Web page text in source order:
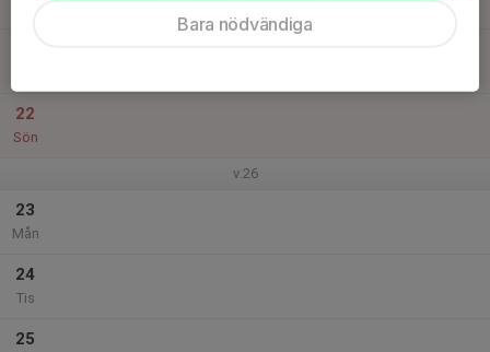
22
Sön
v.26
23
Mån
24
Tis
25
Bara nödvändiga